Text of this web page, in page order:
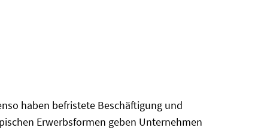
haben befristete Beschäftigung und
Erwerbsformen geben Unternehmen